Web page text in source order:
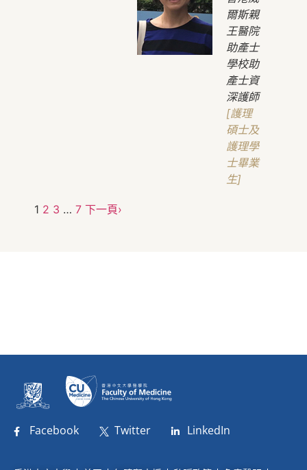
爾斯親
王醫院
助產士
學校助
產士資
深護師
[護理
碩士及
護理學
士畢業
生]
1 2 3 … 7 下一頁›
Facebook Twitter LinkedIn